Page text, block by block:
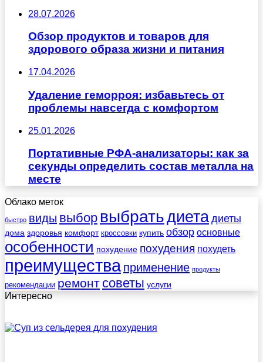
28.07.2026
Обзор продуктов и товаров для
здорового образа жизни и питания
17.04.2026
Удаление геморроя: избавьтесь от
проблемы навсегда с комфортом
25.01.2026
Портативные РФА-анализаторы: как за
секунды определить состав металла на
месте
Облако меток
быстро виды выбор выбратьдиета диеты
дома здоровья комфорт кроссовки купить обзор основные
особенности похудение похудения похудеть
преимущества применение продукты
рекомендации ремонт советы услуги
Интересно